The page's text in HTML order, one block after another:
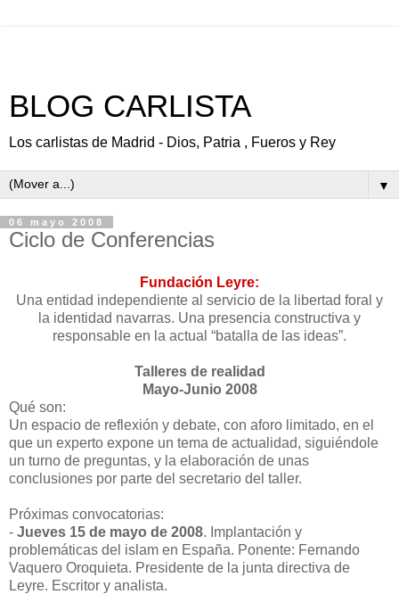
BLOG CARLISTA
Los carlistas de Madrid - Dios, Patria , Fueros y Rey
▼
06 mayo 2008
Ciclo de Conferencias
Fundación Leyre:
Una entidad independiente al servicio de la libertad foral y
la identidad navarras. Una presencia constructiva y
responsable en la actual “batalla de las ideas”.
Talleres de realidad
Mayo-Junio 2008
Qué son:
Un espacio de reflexión y debate, con aforo limitado, en el
que un experto expone un tema de actualidad, siguiéndole
un turno de preguntas, y la elaboración de unas
conclusiones por parte del secretario del taller.
Próximas convocatorias:
- Jueves 15 de mayo de 2008. Implantación y
problemáticas del islam en España. Ponente: Fernando
Vaquero Oroquieta. Presidente de la junta directiva de
Leyre. Escritor y analista.